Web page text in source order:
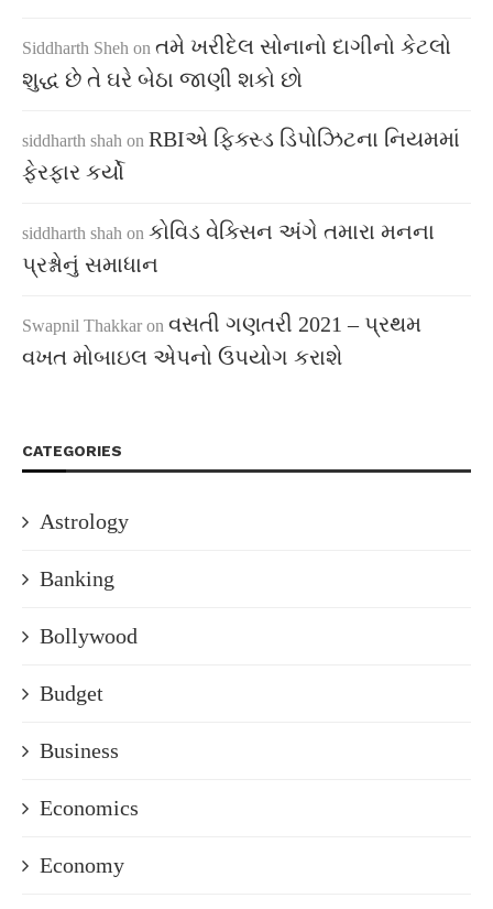
Siddharth Sheh on તમે ખરીદેલ સોનાનો દાગીનો કેટલો
શુદ્ધ છે તે ઘરે બેઠા જાણી શકો છો
siddharth shah on RBIએ ફિક્સ્ડ ડિપોઝિટના નિયમમાં
ફેરફાર કર્યો
siddharth shah on કોવિડ વેક્સિન અંગે તમારા મનના
પ્રશ્નોનું સમાધાન
Swapnil Thakkar on વસતી ગણતરી 2021 – પ્રથમ
વખત મોબાઇલ એપનો ઉપયોગ કરાશે
CATEGORIES
Astrology
Banking
Bollywood
Budget
Business
Economics
Economy